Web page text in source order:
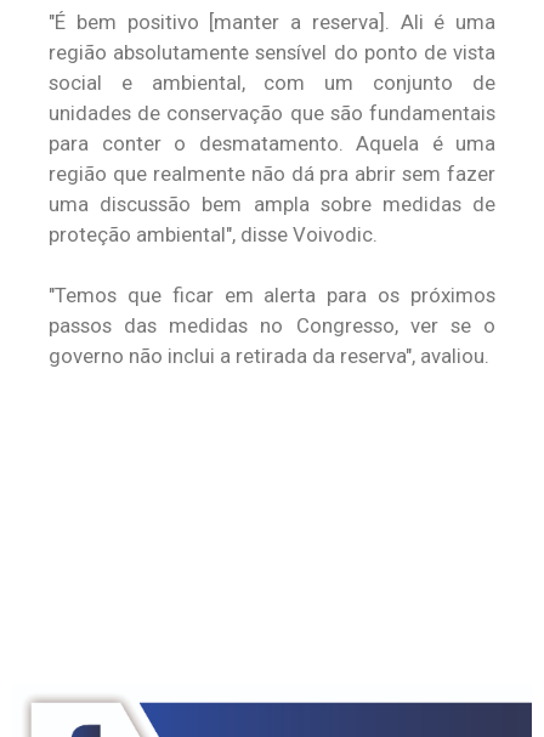
"É bem positivo [manter a reserva]. Ali é uma
região absolutamente sensível do ponto de vista
social e ambiental, com um conjunto de
unidades de conservação que são fundamentais
para conter o desmatamento. Aquela é uma
região que realmente não dá pra abrir sem fazer
uma discussão bem ampla sobre medidas de
proteção ambiental", disse Voivodic.
"Temos que ficar em alerta para os próximos
passos das medidas no Congresso, ver se o
governo não inclui a retirada da reserva", avaliou.